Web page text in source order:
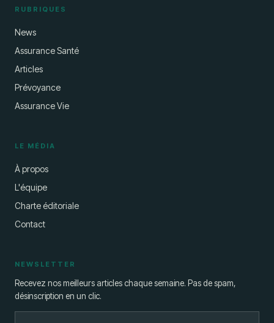
RUBRIQUES
News
Assurance Santé
Articles
Prévoyance
Assurance Vie
LE MÉDIA
À propos
L'équipe
Charte éditoriale
Contact
NEWSLETTER
Recevez nos meilleurs articles chaque semaine. Pas de spam,
désinscription en un clic.